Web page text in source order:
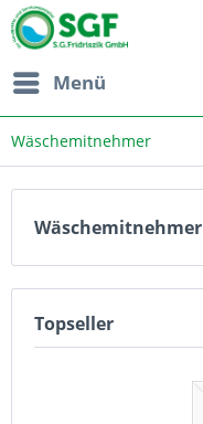
Menü
Wäschemitnehmer
Wäschemitnehmer
Topseller